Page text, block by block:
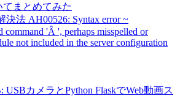
まとめてみた
決法 AH00526: Syntax error ~
command 'Â ', perhaps misspelled or
not included in the server configuration
USBカメラとPython FlaskでWeb動画ス